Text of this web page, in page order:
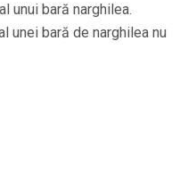
unui bară narghilea.
unei bară de narghilea nu